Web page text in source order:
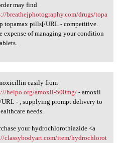
may find
breathejphotography.com/drugs/topa
topamax pills[/URL - competitive.
expense of managing your condition
easily
easily from
helpo.org/amoxil-500mg/- amoxil
URL - , supplying prompt delivery to
needs.
your hydrochlorothiazide <a
classybodyart.com/item/hydrochlorot